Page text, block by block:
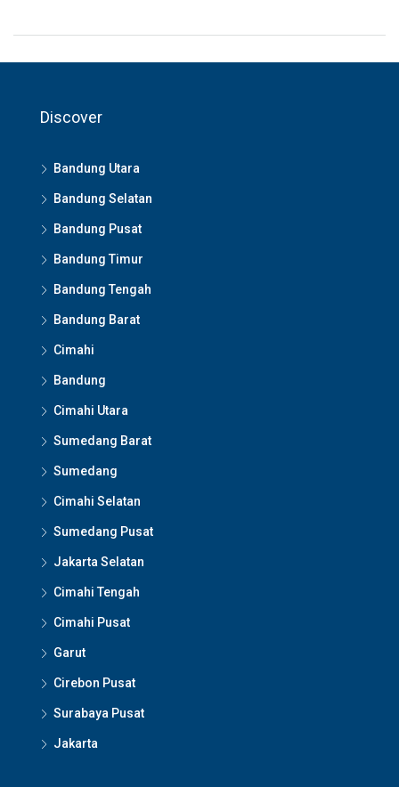
Discover
Bandung Utara
Bandung Selatan
Bandung Pusat
Bandung Timur
Bandung Tengah
Bandung Barat
Cimahi
Bandung
Cimahi Utara
Sumedang Barat
Sumedang
Cimahi Selatan
Sumedang Pusat
Jakarta Selatan
Cimahi Tengah
Cimahi Pusat
Garut
Cirebon Pusat
Surabaya Pusat
Jakarta